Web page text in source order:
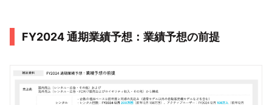
FY2024 通期業績予想：業績予想の前提